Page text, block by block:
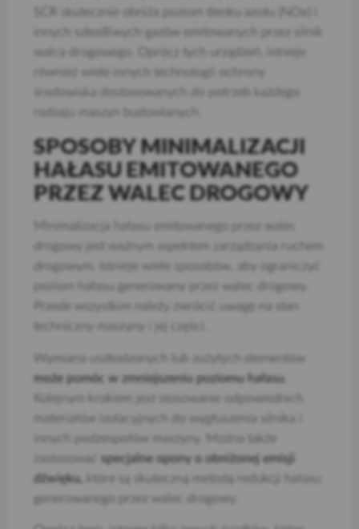
SCR skutecznie obniża poziom tlenku azotu (NOx) i
innych szkodliwych gazów emitowanych przez silnik
walca drogowego. Oprócz tych urządzeń, istnieje
również wiele innych technologii ochrony
środowiska dostosowanych do potrzeb każdego
rodzaju maszyn budowlanych.
SPOSOBY MINIMALIZACJI
HAŁASU EMITOWANEGO
PRZEZ WALEC DROGOWY
Minimalizacja hałasu emitowanego przez walec
drogowy jest ważnym aspektem zarządzania ruchem
drogowym. Istnieje wiele sposobów, aby ograniczyć
poziom hałasu generowany przez walec drogowy.
Przede wszystkim należy zwrócić uwagę na stan
Wymiana uszkodzonych lub zużytych elementów
może pomóc w zmniejszeniu poziomu hałasu
Kolejnym krokiem jest stosowanie odpowiednich
materiałów izolacyjnych do wygłuszenia silnika i
innych podzespołów maszyny. Można także
zastosować specjalne opony o obniżonej emisji
dźwięku,
które są skuteczną metodą redukcji hałasu
generowanego przez walec drogowy.